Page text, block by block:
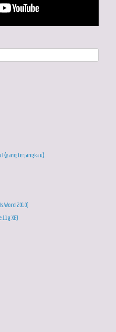
{yang terjangkau}
2010)
11g XE)